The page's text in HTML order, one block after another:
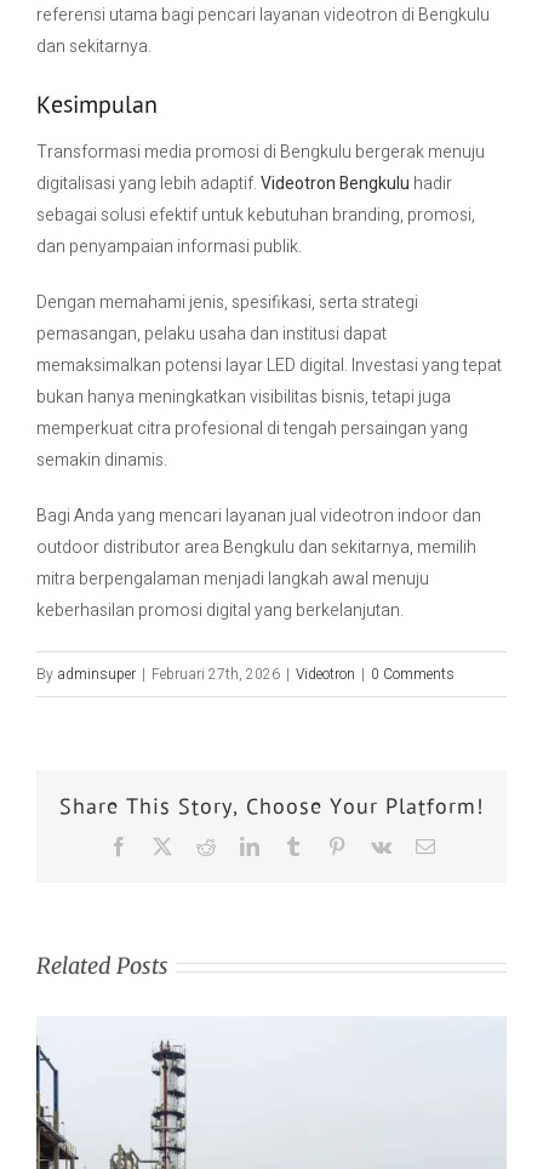
referensi utama bagi pencari layanan videotron di Bengkulu
dan sekitarnya.
Kesimpulan
Transformasi media promosi di Bengkulu bergerak menuju
digitalisasi yang lebih adaptif.Videotron Bengkulu hadir
sebagai solusi efektif untuk kebutuhan branding, promosi,
dan penyampaian informasi publik.
Dengan memahami jenis, spesifikasi, serta strategi
pemasangan, pelaku usaha dan institusi dapat
memaksimalkan potensi layar LED digital. Investasi yang tepat
bukan hanya meningkatkan visibilitas bisnis, tetapi juga
memperkuat citra profesional di tengah persaingan yang
semakin dinamis.
Bagi Anda yang mencari layanan jual videotron indoor dan
outdoor distributor area Bengkulu dan sekitarnya, memilih
mitra berpengalaman menjadi langkah awal menuju
keberhasilan promosi digital yang berkelanjutan.
By adminsuper | Februari 27th, 2026 | Videotron | 0 Comments
Share This Story, Choose Your Platform!
Related Posts